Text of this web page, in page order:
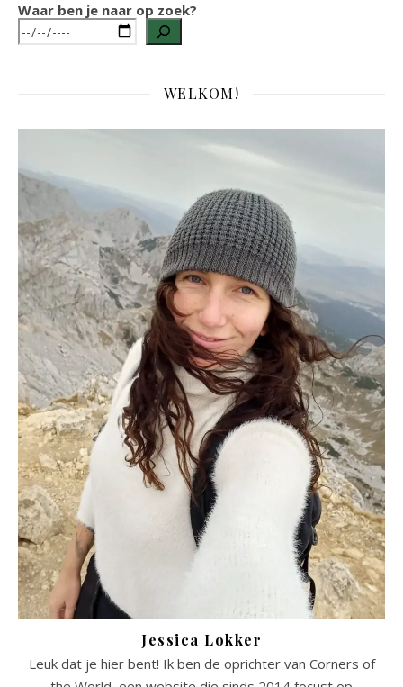
Waar ben je naar op zoek?
WELKOM!
Jessica Lokker
Leuk dat je hier bent! Ik ben de oprichter van Corners of